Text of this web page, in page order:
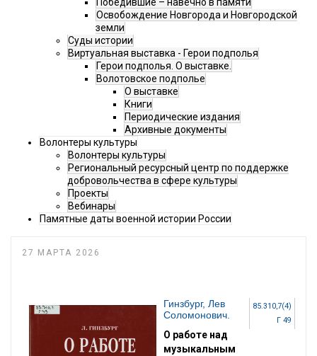
Победившие – навечно в памяти
Освобождение Новгорода и Новгородской
земли
Суды истории
Виртуальная выставка - Герои подполья
Герои подполья. О выставке.
Волотовское подполье
О выставке
Книги
Периодические издания
Архивные документы
Волонтеры культуры
Волонтеры культуры
Региональный ресурсный центр по поддержке
добровольчества в сфере культуры
Проекты
Вебинары
Памятные даты военной истории России
27 МАРТА 2026
85.310,7(4)
Г 49
Гинзбург, Лев
Соломонович.
О работе над
музыкальным